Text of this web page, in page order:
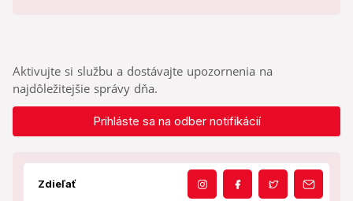
Aktivujte si službu a dostávajte upozornenia na
najdôležitejšie správy dňa.
Prihláste sa na odber notifikácií
Zdieľať